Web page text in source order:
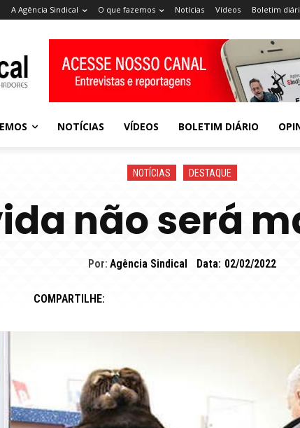
A Agência Sindical O que fazemos Notícias Vídeos Boletim
NOTÍCIAS VÍDEOS BOLETIM DIÁRIO
NOTÍCIAS DESTAQUE
não será
Por: Agência Sindical Data: 02/02/2022
COMPARTILHE: